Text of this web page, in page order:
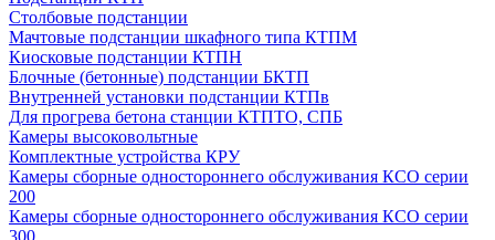
Столбовые подстанции
Мачтовые подстанции шкафного типа КТПМ
Киосковые подстанции КТПН
Блочные (бетонные) подстанции БКТП
Внутренней установки подстанции КТПв
Для прогрева бетона станции КТПТО, СПБ
Камеры высоковольтные
Комплектные устройства КРУ
Камеры сборные одностороннего обслуживания КСО серии
200
Камеры сборные одностороннего обслуживания КСО серии
300